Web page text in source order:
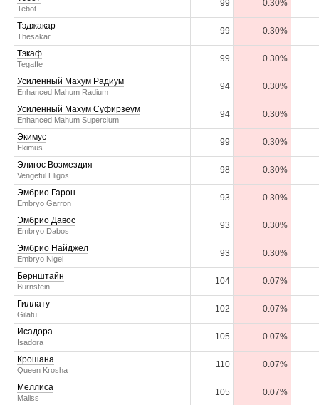
Tebot
99 0.30%
Тэджакар
Thesakar
99 0.30%
Тэкаф
Tegaffe
99 0.30%
Усиленный Махум Радиум
Enhanced Mahum Radium
94 0.30%
Усиленный Махум Суфирзеум
Enhanced Mahum Supercium
94 0.30%
Экимус
Ekimus
99 0.30%
Элигос Возмездия
Vengeful Eligos
98 0.30%
Эмбрио Гарон
Embryo Garron
93 0.30%
Эмбрио Давос
Embryo Dabos
93 0.30%
Эмбрио Найджел
Embryo Nigel
93 0.30%
Бернштайн
Burnstein
104 0.07%
Гиллату
Gilatu
102 0.07%
Исадора
Isadora
105 0.07%
Крошана
Queen Krosha
110 0.07%
Меллиса
Maliss
105 0.07%